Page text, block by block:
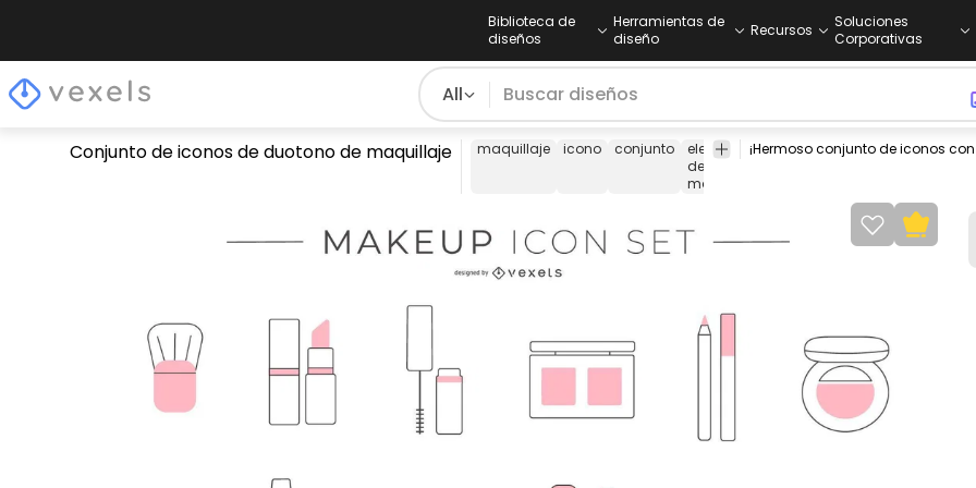
Biblioteca de
diseños
Herramientas de
diseño
Recursos
Soluciones
Corporativas
All
Conjunto de iconos de duotono de maquillaje maquillaje icono conjunto
elementos
de
maquillaje
productos
belleza